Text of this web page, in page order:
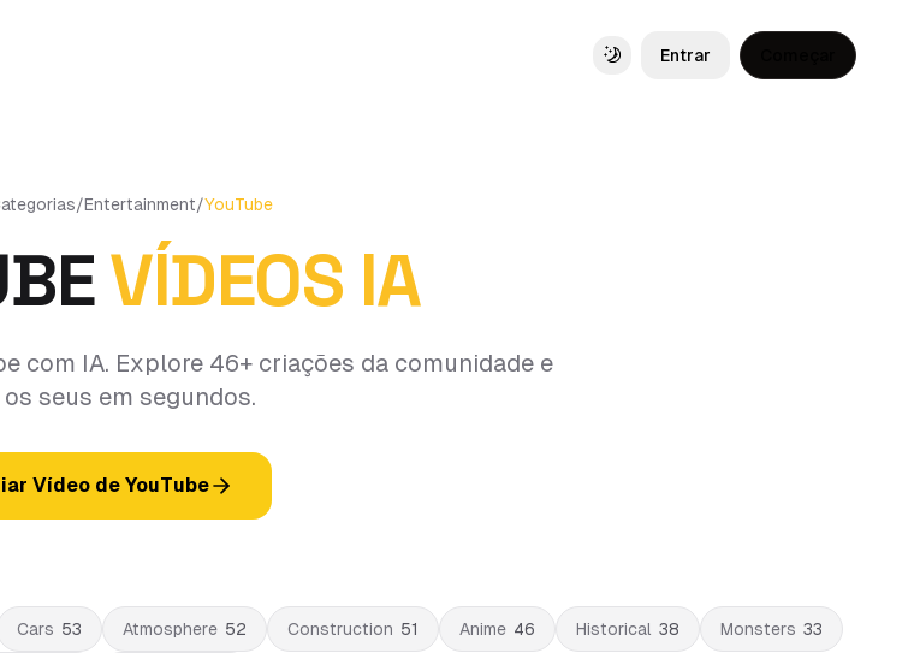
Toggle theme
Entrar
/Entertainment/YouTube
VÍDEOS IA
com IA. Explore 46+ criações da comunidade e
seus em segundos.
Vídeo de YouTube
Cars 53 Atmosphere 52 Construction 51 Anime 46 Historical 38 Monsters 33